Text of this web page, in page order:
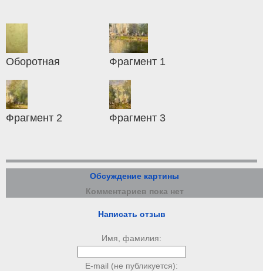
Оборотная Фрагмент 1
Фрагмент 2 Фрагмент 3
Обсуждение картины
Комментариев пока нет
Написать отзыв
Имя, фамилия:
E-mail (не публикуется):